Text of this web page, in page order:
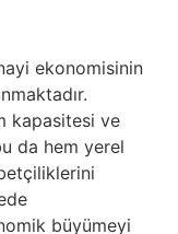
ekonomisinin
kapasitesi ve
da hem yerel
büyümeyi